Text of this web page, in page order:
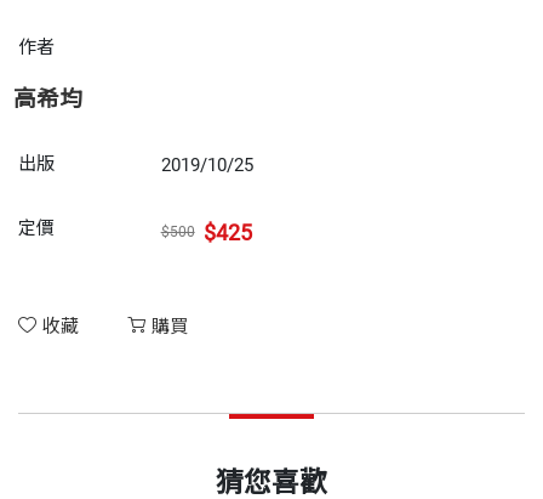
作者
高希均
出版 2019/10/25
定價 $500 $425
收藏 購買
猜您喜歡